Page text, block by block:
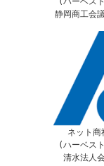
静岡商工会
ネット商
(ハーベス
清水法人